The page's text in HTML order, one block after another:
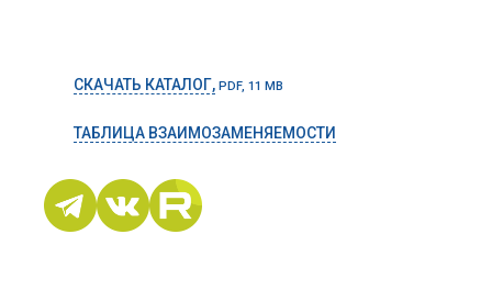
СКАЧАТЬ КАТАЛОГ, PDF, 11 MB
ТАБЛИЦА ВЗАИМОЗАМЕНЯЕМОСТИ